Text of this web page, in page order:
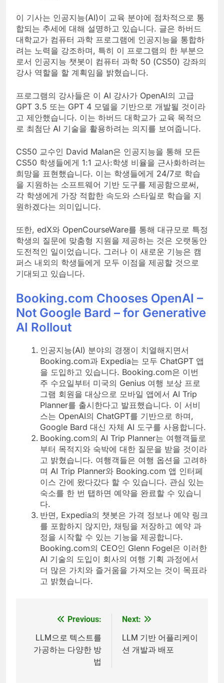
이 기사는 인공지능(AI)이 교육 분야에 점차적으로 통
합되는 추세에 대해 설명하고 있습니다. 글은 하버드
대학교가 컴퓨터 과학 프로그램에 인공지능을 통합하
려는 노력을 강조하며, 특히 이 프로그램의 한 부분으
로서 인공지능 챗봇이 컴퓨터 과학 50 (CS50) 강좌의
강사 역할을 할 계획임을 밝혔습니다.
프로그램의 강사들은 이 AI 강사가 OpenAI의 고급
GPT 3.5 또는 GPT 4 모델을 기반으로 개발될 것이라
고 제안했습니다. 이는 하버드 대학교가 교육 목적으
로 최첨단 AI 기술을 활용하려는 의지를 보여줍니다.
CS50 교수인 David Malan은 인공지능을 통해 모든
CS50 학생들에게 1:1 교사:학생 비율을 근사화하려는
희망을 표현했습니다. 이는 학생들에게 24/7로 학습
을 지원하는 소프트웨어 기반 도구를 제공함으로써,
각 학생에게 가장 적합한 속도와 스타일로 학습을 지
원하겠다는 의미입니다.
또한, edX와 OpenCourseWare를 통해 대규모로 특정
학생의 질문에 맞춤형 지원을 제공하는 것은 오랫동안
도전적인 일이었습니다. 그러나 이 새로운 기능은 캠
퍼스 내외의 학생들에게 모두 이점을 제공할 것으로
기대되고 있습니다.
Booking.com Chooses OpenAI –
Not Google Bard – for Generative
AI Rollout
인공지능(AI) 분야의 경쟁이 치열해지면서
Booking.com과 Expedia는 모두 ChatGPT 앱
을 도입하고 있습니다. Booking.com은 이번
주 수요일부터 미국의 Genius 여행 보상 프로
그램 회원을 대상으로 모바일 앱에서 AI Trip
Planner를 출시한다고 발표했습니다. 이 서비
스는 OpenAI의 ChatGPT를 기반으로 하며,
Google Bard 대신 자체 AI 도구를 사용합니다.
Booking.com의 AI Trip Planner는 여행객들로
부터 목적지와 숙박에 대한 질문을 받을 것이라
고 밝혔습니다. 여행객들은 여행 옵션을 고려하
며 AI Trip Planner와 Booking.com 앱 인터페
이스 간에 왔다갔다 할 수 있습니다. 관심 있는
숙소를 한 번 탭하면 예약을 완료할 수 있습니
다.
반면, Expedia의 챗봇은 가격 정보나 예약 링크
를 포함하지 않지만, 채팅을 저장하고 예약 과
정을 시작할 수 있는 기능을 제공합니다.
Booking.com의 CEO인 Glenn Fogel은 이러한
AI 기술의 도입이 회사의 여행 기획 과정에서
더 많은 가치와 즐거움을 가져오는 것이 목표라
고 밝혔습니다.
탐
Previous:
LLM으로 텍스트를
가공하는 다양한 방
법
Next:
LLM 기반 어플리케이
션 개발과 배포